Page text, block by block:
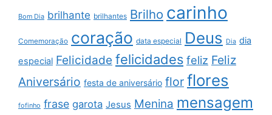
Bom Dia brilhante brilhantes Brilho carinho
Comemoração coração data especial Deus Dia dia
especial Felicidade felicidades feliz Feliz
Aniversário festa de aniversário flor flores
fofinho frase garota Jesus Menina mensagem